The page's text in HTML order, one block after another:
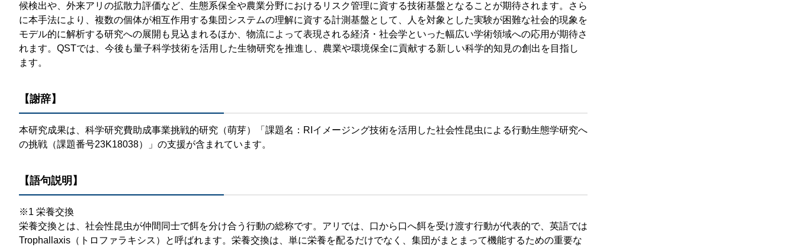
候検出や、外来アリの拡散力評価など、生態系保全や農業分野におけるリスク管理に資する技術基盤となることが期待されます。さら
に本手法により、複数の個体が相互作用する集団システムの理解に資する計測基盤として、人を対象とした実験が困難な社会的現象を
モデル的に解析する研究への展開も見込まれるほか、物流によって表現される経済・社会学といった幅広い学術領域への応用が期待さ
れます。QSTでは、今後も量子科学技術を活用した生物研究を推進し、農業や環境保全に貢献する新しい科学的知見の創出を目指し
ます。
【謝辞】
本研究成果は、科学研究費助成事業挑戦的研究（萌芽）「課題名：RIイメージング技術を活用した社会性昆虫による行動生態学研究へ
の挑戦（課題番号23K18038）」の支援が含まれています。
【語句説明】
※1 栄養交換
栄養交換とは、社会性昆虫が仲間同士で餌を分け合う行動の総称です。アリでは、口から口へ餌を受け渡す行動が代表的で、英語では
Trophallaxis（トロファラキシス）と呼ばれます。栄養交換は、単に栄養を配るだけでなく、集団がまとまって機能するための重要な